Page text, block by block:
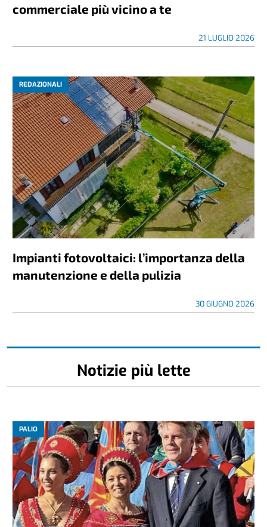
commerciale più vicino a te
21 LUGLIO 2026
REDAZIONALI
Impianti fotovoltaici: l’importanza della
manutenzione e della pulizia
30 GIUGNO 2026
Notizie più lette
PALIO